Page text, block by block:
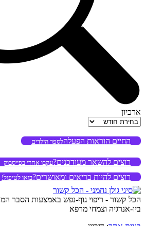
ארכיון
ארכיון
החיים הוראות הפעלהלספר הילדים
רוצים להשאר מעודכנים?עקבו אחרי בפייסבוק
רוצים להיות בריאים ומאושרים?בואו לטיפול!
הכל קשור - ריפוי גוף-נפש באמצעות הסבר
ביו-אנרגיה וצמחי מרפא